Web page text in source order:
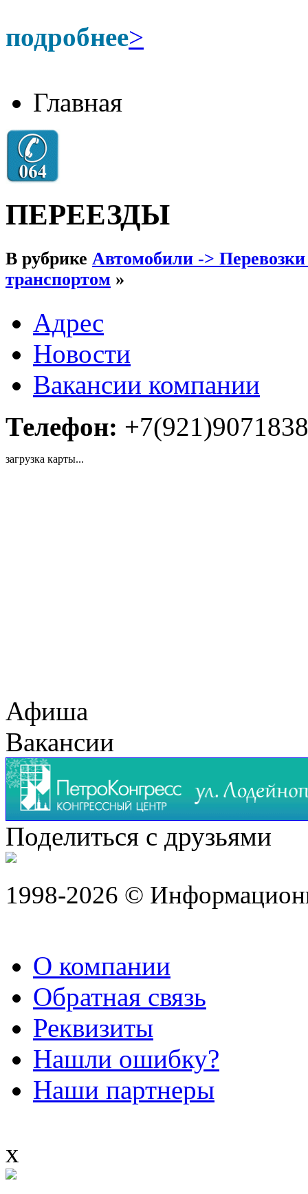
подробнее>
Главная
ПЕРЕЕЗДЫ
В рубрике Автомобили ->
транспортом »
Адрес
Новости
Вакансии компании
Телефон: +7(921)9071838
загрузка карты...
Афиша
Вакансии
Поделиться с друзьями
1998-2026 ©
О компании
Обратная связь
Реквизиты
Нашли ошибку?
Наши партнеры
x